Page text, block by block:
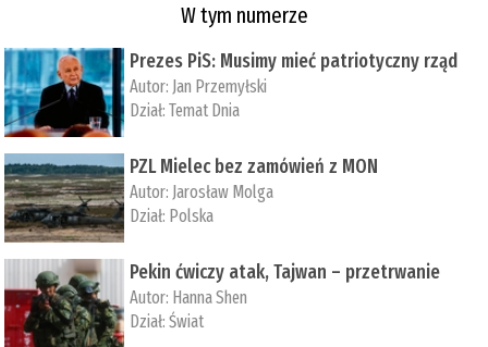
W tym numerze
Prezes PiS: Musimy mieć patriotyczny rząd
Autor: Jan Przemyłski
Dział:Temat Dnia
PZL Mielec bez zamówień z MON
Autor: Jarosław Molga
Dział: Polska
Pekin ćwiczy atak, Tajwan – przetrwanie
Autor: ­Hanna Shen
Dział:Świat